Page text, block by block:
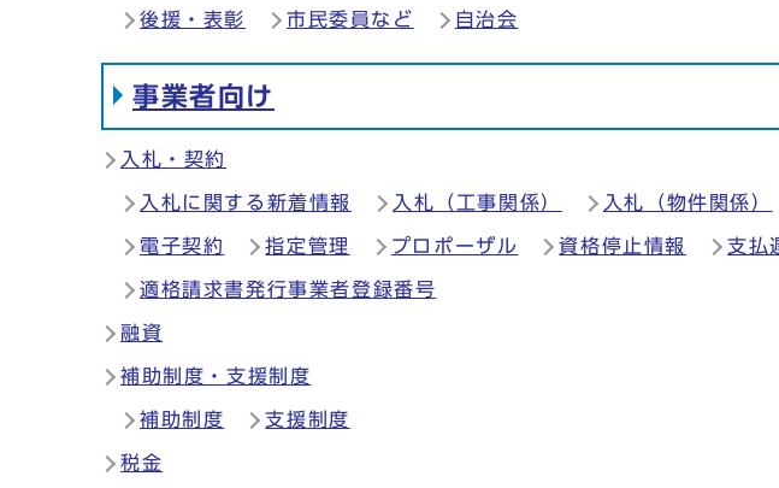
後援・表彰 市民委員など 自治会
事業者向け
入札・契約
入札に関する新着情報 入札（工事関係） 入札（物件関係）
電子契約 指定管理 プロポーザル 資格停止情報 支払
適格請求書発行事業者登録番号
融資
補助制度・支援制度
補助制度 支援制度
税金